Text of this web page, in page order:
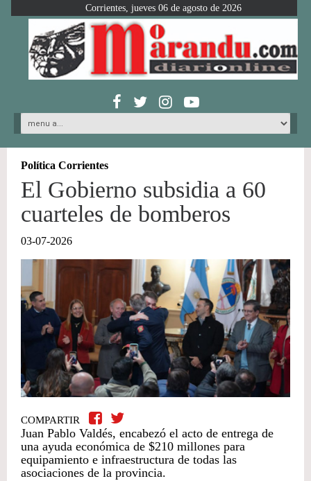
Corrientes, jueves 06 de agosto de 2026
Política Corrientes
El Gobierno subsidia a 60
cuarteles de bomberos
03-07-2026
COMPARTIR
Juan Pablo Valdés, encabezó el acto de entrega de
una ayuda económica de $210 millones para
equipamiento e infraestructura de todas las
asociaciones de la provincia.